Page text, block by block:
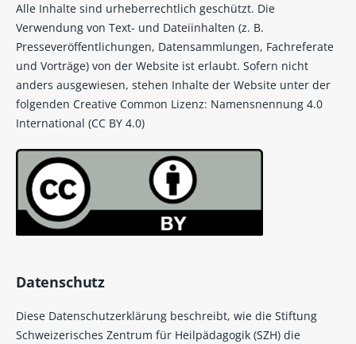
Alle Inhalte sind urheberrechtlich geschützt. Die
Verwendung von Text- und Dateiinhalten (z. B.
Presseveröffentlichungen, Datensammlungen, Fachreferate
und Vorträge) von der Website ist erlaubt. Sofern nicht
anders ausgewiesen, stehen Inhalte der Website unter der
folgenden Creative Common Lizenz: Namensnennung 4.0
International (CC BY 4.0)
Datenschutz
Diese Datenschutzerklärung beschreibt, wie die Stiftung
Schweizerisches Zentrum für Heilpädagogik (SZH) die